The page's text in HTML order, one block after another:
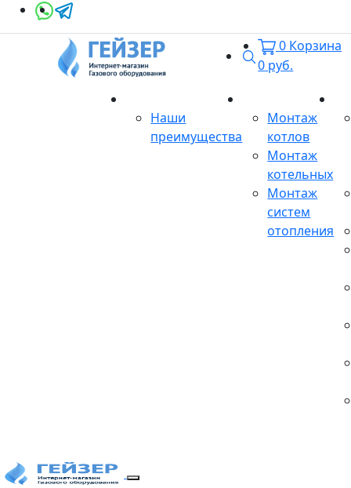
Поиск
0 Корзина
0 руб.
Наши
преимущества
Монтаж
котлов
Монтаж
котельных
Монтаж
систем
отопления